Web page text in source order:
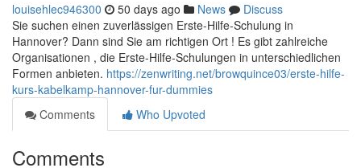
louisehlec946300 50 days ago News
Discuss
Sie suchen einen zuverlässigen Erste-Hilfe-Schulung in
Hannover? Dann sind Sie am richtigen Ort ! Es gibt zahlreiche
Organisationen , die Erste-Hilfe-Schulungen in unterschiedlichen
Formen anbieten. https://zenwriting.net/browquince03/erste-hilfe-
kurs-kabelkamp-hannover-fur-dummies
Comments
Who Upvoted
Comments